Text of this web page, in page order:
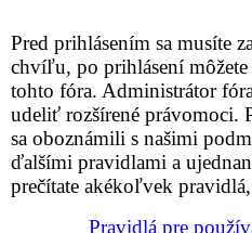
Pred prihlásením sa musíte
chvíľu, po prihlásení
tohto fóra. Administrátor
udeliť rozšírené právomoci.
sa oboznámili s našimi
ďalšími pravidlami a
prečítate akékoľvek
Pravidlá pre